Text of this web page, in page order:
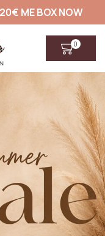
ΜΕ BOX NOW
0